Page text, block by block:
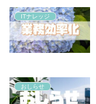
ITナレッジ
おしらせ